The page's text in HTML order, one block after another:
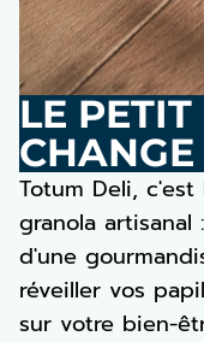
LE
Totum Deli,
granola
d'une
réveiller vos
sur votre bien-